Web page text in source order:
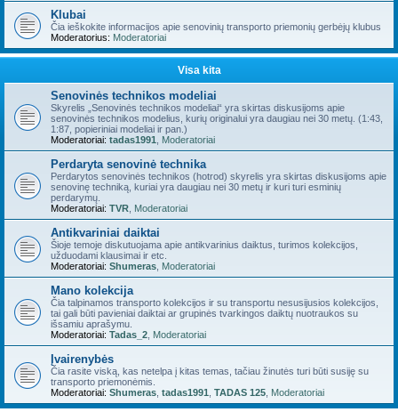
Klubai
Čia ieškokite informacijos apie senovinių transporto priemonių gerbėjų klubus
Moderatorius: Moderatoriai
Visa kita
Senovinės technikos modeliai
Skyrelis „Senovinės technikos modeliai“ yra skirtas diskusijoms apie
senovinės technikos modelius, kurių originalui yra daugiau nei 30 metų. (1:43,
1:87, popieriniai modeliai ir pan.)
Moderatoriai: tadas1991 Moderatoriai
Perdaryta senovinė technika
Perdarytos senovinės technikos (hotrod) skyrelis yra skirtas diskusijoms apie
senovinę techniką, kuriai yra daugiau nei 30 metų ir kuri turi esminių
perdarymų.
Moderatoriai: TVR Moderatoriai
Antikvariniai daiktai
Šioje temoje diskutuojama apie antikvarinius daiktus, turimos kolekcijos,
užduodami klausimai ir etc.
Moderatoriai: Shumeras Moderatoriai
Mano kolekcija
Čia talpinamos transporto kolekcijos ir su transportu nesusijusios kolekcijos,
tai gali būti pavieniai daiktai ar grupinės tvarkingos daiktų nuotraukos su
išsamiu aprašymu.
Moderatoriai: Tadas_2 Moderatoriai
Įvairenybės
Čia rasite viską, kas netelpa į kitas temas, tačiau žinutės turi būti susiję su
transporto priemonėmis.
Moderatoriai: Shumeras tadas1991 TADAS 125 Moderatoriai